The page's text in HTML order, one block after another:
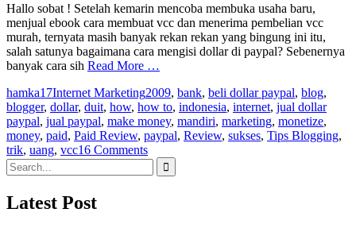
Hallo sobat ! Setelah kemarin mencoba membuka usaha baru,
menjual ebook cara membuat vcc dan menerima pembelian vcc
murah, ternyata masih banyak rekan rekan yang bingung ini itu,
salah satunya bagaimana cara mengisi dollar di paypal? Sebenernya
banyak cara sih Read More …
hamka17Internet Marketing2009, bank, beli dollar paypal, blog,
blogger, dollar, duit, how, how to, indonesia, internet, jual dollar
paypal, jual paypal, make money, mandiri, marketing, monetize,
money, paid, Paid Review, paypal, Review, sukses, Tips Blogging,
trik, uang, vcc16 Comments
Search
for:
Latest Post